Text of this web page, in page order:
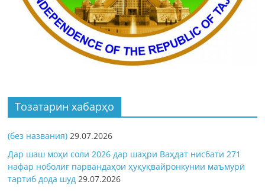
Тозатарин хабарҳо
(без названия) 29.07.2026
Дар шаш моҳи соли 2026 дар шаҳри Ваҳдат нисбати 271
нафар ноболиғ парвандаҳои ҳуқуқвайронкунии маъмурӣ
тартиб дода шуд 29.07.2026